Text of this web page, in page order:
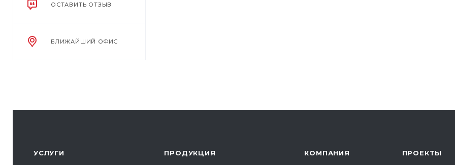
ОСТАВИТЬ ОТЗЫВ
БЛИЖАЙШИЙ ОФИС
УСЛУГИ ПРОДУКЦИЯ КОМПАНИЯ ПРОЕКТЫ